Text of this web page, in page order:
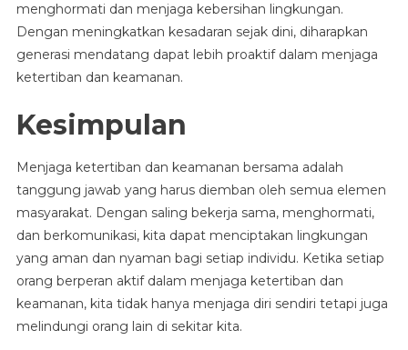
menghormati dan menjaga kebersihan lingkungan.
Dengan meningkatkan kesadaran sejak dini, diharapkan
generasi mendatang dapat lebih proaktif dalam menjaga
ketertiban dan keamanan.
Kesimpulan
Menjaga ketertiban dan keamanan bersama adalah
tanggung jawab yang harus diemban oleh semua elemen
masyarakat. Dengan saling bekerja sama, menghormati,
dan berkomunikasi, kita dapat menciptakan lingkungan
yang aman dan nyaman bagi setiap individu. Ketika setiap
orang berperan aktif dalam menjaga ketertiban dan
keamanan, kita tidak hanya menjaga diri sendiri tetapi juga
melindungi orang lain di sekitar kita.